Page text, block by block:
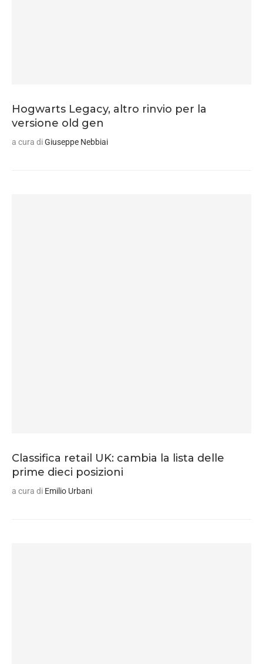
Hogwarts Legacy, altro rinvio per la
versione old gen
a cura diGiuseppe Nebbiai
Classifica retail UK: cambia la lista delle
prime dieci posizioni
a cura di Emilio Urbani